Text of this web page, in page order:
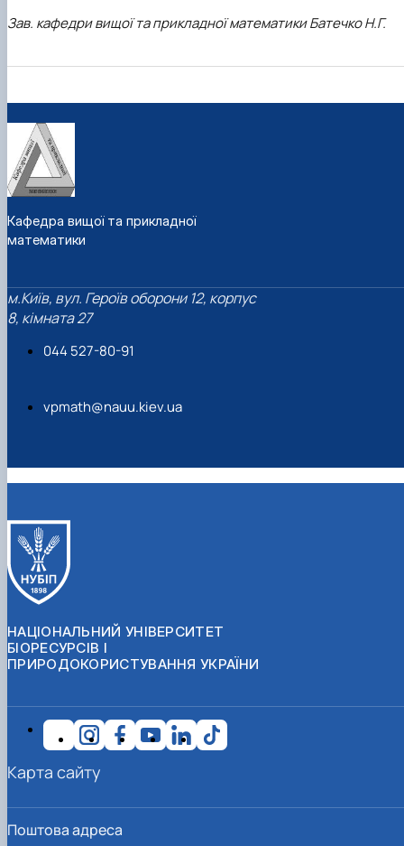
Зав. кафедри вищої та прикладної математики Батечко Н.Г.
Кафедра вищої та прикладної
математики
м.Київ, вул. Героїв оборони 12, корпус
8, кімната 27
044 527-80-91
vpmath@nauu.kiev.ua
НАЦІОНАЛЬНИЙ УНІВЕРСИТЕТ
БІОРЕСУРСІВ І
ПРИРОДОКОРИСТУВАННЯ УКРАЇНИ
Поштова адреса
Карта сайту